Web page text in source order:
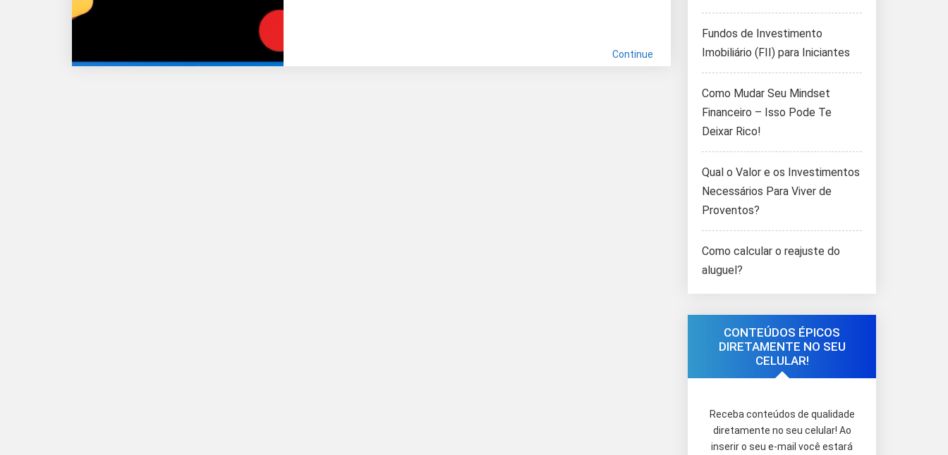
Continue
Fundos de Investimento
Imobiliário (FII) para Iniciantes
Como Mudar Seu Mindset
Financeiro – Isso Pode Te
Deixar Rico!
Qual o Valor e os Investimentos
Necessários Para Viver de
Proventos?
Como calcular o reajuste do
aluguel?
CONTEÚDOS ÉPICOS
DIRETAMENTE NO SEU
CELULAR!
Receba conteúdos de qualidade
diretamente no seu celular! Ao
inserir o seu e-mail você estará